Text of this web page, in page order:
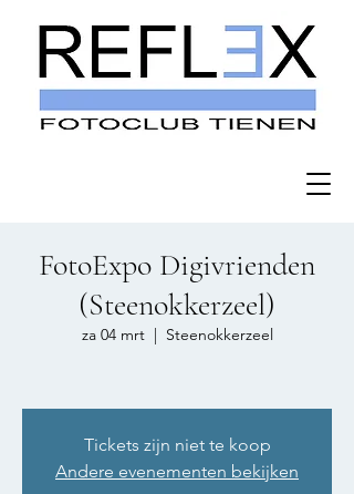
FotoExpo Digivrienden
(Steenokkerzeel)
za 04 mrt
  |
Steenokkerzeel
Tickets zijn niet te koop
Andere evenementen bekijken